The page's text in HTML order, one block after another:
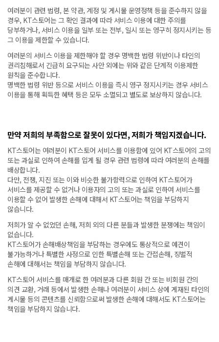
여러분이 관련 법령, 본 약관, 계정 및 게시물 운영정책 등을 준수하지 않을
경우, KT스토어는 그 확인 결과에 따라 서비스 이용에 대한 주의를
당부하거나, 서비스 이용을 일부 또는 전부, 일시 또는 영구히 정지시키는 등
그 이용을 제한할 수 있습니다.
여러분의 서비스 이용을 제한해야 할 경우 명백한 법령 위반이나 타인의
권리침해로서 긴급히 요구되는 사안 외에는 위와 같은 단계적 이용제한
원칙을 준수합니다.
명백한 법령 위반 등으로 서비스 이용을 즉시 영구 정지시키는 경우 서비스
이용을 통해 획득한 혜택 등은 모두 소멸되고 별도로 보상하지 않습니다.
만약 저희의 부족함으로 잘못이 있다면, 저희가 책임지겠습니다.
KT스토어는 여러분이 KT스토어 서비스를 이용함에 있어 KT스토어의 고의
또는 과실로 인하여 손해를 입게 될 경우 관련 법령에 따라 여러분의 손해를
배상합니다.
다만, 전쟁, 지진 또는 이와 비슷한 불가항력으로 인하여 KT스토어가
서비스를 제공할 수 없거나 이용자의 고의 또는 과실로 인하여 서비스를
이용할 수 없어 발생한 손해에 대해서 KT스토어는 책임을 부담하지
않습니다.
저희가 알 수 없었던 손해, 저희 외의 다른 분들과 발생한 분쟁에는 책임이
없습니다.
KT스토어가 손해배상책임을 부담하는 경우에도 통상적으로 예견이
불가능하거나 특별한 사정으로 인한 특별손해 또는 간접손해, 징벌적
손해에 대해서는 책임을 부담하지 않습니다.
KT스토어 서비스를 매개로 한 여러분과 다른 회원 간 또는 비회원 간의
의견 교환, 거래 등에서 발생한 손해나 여러분이 서비스 상에 게재된 타인의
게시물 등의 콘텐츠를 신뢰함으로써 발생한 손해에 대해서도 KT스토어는
책임을 부담하지 않습니다.